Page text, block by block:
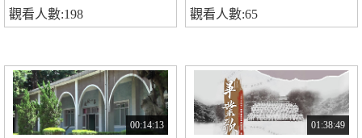
觀看人數:198 觀看人數:65
00:14:13 01:38:49